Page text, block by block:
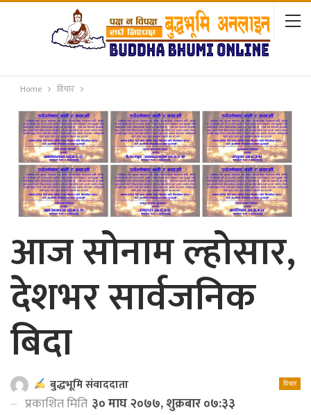
Home विचार
आज सोनाम ल्होसार,
देशभर सार्वजनिक
बिदा
विचार
बुद्धभूमि संवाददाता
प्रकाशित मिति ३० माघ २०७७, शुक्रबार ०७:३३